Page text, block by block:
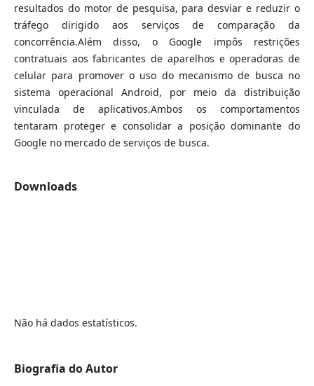
resultados do motor de pesquisa, para desviar e reduzir o
tráfego dirigido aos serviços de comparação da
concorrência.Além disso, o Google impôs restrições
contratuais aos fabricantes de aparelhos e operadoras de
celular para promover o uso do mecanismo de busca no
sistema operacional Android, por meio da distribuição
vinculada de aplicativos.Ambos os comportamentos
tentaram proteger e consolidar a posição dominante do
Google no mercado de serviços de busca.
Downloads
Não há dados estatísticos.
Biografia do Autor